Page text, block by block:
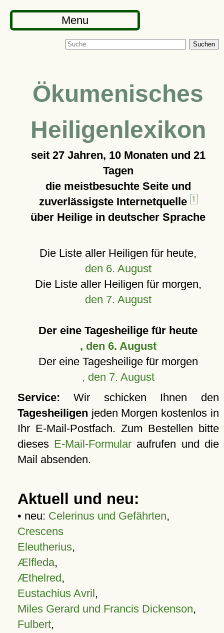
Menu
Suchen
Ökumenisches
Heiligenlexikon
seit 27 Jahren, 10 Monaten und 21
Tagen
die meistbesuchte Seite und
zuverlässigste Internetquelle
1
über Heilige in deutscher Sprache
Die Liste aller Heiligen für heute,
den 6. August
Die Liste aller Heiligen für morgen,
den 7. August
Der eine Tagesheilige für heute
, den 6. August
Der eine Tagesheilige für morgen
, den 7. August
Service: Wir schicken Ihnen den
Tagesheiligen jeden Morgen kostenlos in
Ihr E-Mail-Postfach. Zum Bestellen bitte
dieses E-Mail-Formular aufrufen und die
Mail absenden.
Aktuell und neu:
• neu: Celerinus und Gefährten,
Crescens
Eleutherius,
Ælfleda,
Æthelred,
Eustachius Avril,
Miles Gerard und Francis Dickenson,
Fulbert,